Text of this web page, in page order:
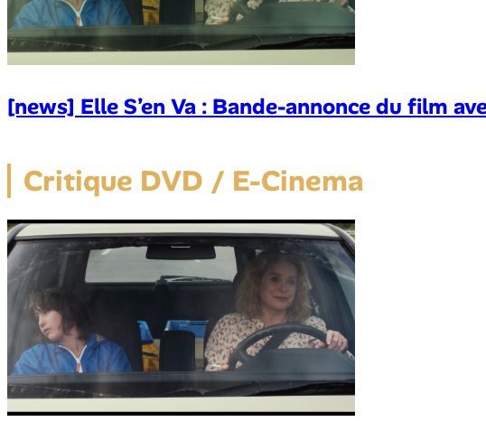
[news] Elle S’en Va : Bande-annonce du film
Critique DVD / E-Cinema